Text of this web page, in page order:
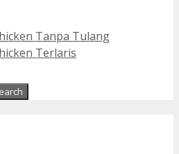
Tanpa Tulang
Terlaris